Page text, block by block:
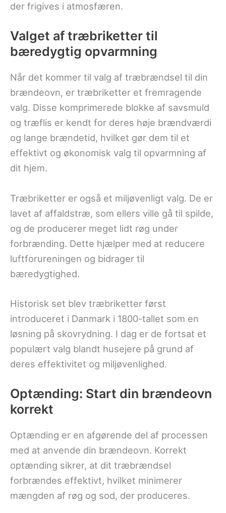
der frigives i atmosfæren.
Valget af træbriketter til
bæredygtig opvarmning
Når det kommer til valg af træbrændsel til din
brændeovn, er træbriketter et fremragende
valg. Disse komprimerede blokke af savsmuld
og træflis er kendt for deres høje brændværdi
og lange brændetid, hvilket gør dem til et
effektivt og økonomisk valg til opvarmning af
dit hjem.
Træbriketter er også et miljøvenligt valg. De er
lavet af affaldstræ, som ellers ville gå til spilde,
og de producerer meget lidt røg under
forbrænding. Dette hjælper med at reducere
luftforureningen og bidrager til
bæredygtighed.
Historisk set blev træbriketter først
introduceret i Danmark i 1800-tallet som en
løsning på skovrydning. I dag er de fortsat et
populært valg blandt husejere på grund af
deres effektivitet og miljøvenlighed.
Optænding: Start din brændeovn
korrekt
Optænding er en afgørende del af processen
med at anvende din brændeovn. Korrekt
optænding sikrer, at dit træbrændsel
forbrændes effektivt, hvilket minimerer
mængden af ​​røg og sod, der produceres.